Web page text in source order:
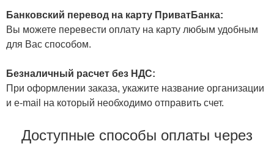
Банковский перевод на карту ПриватБанка:
Вы можете перевести оплату на карту любым удобным
для Вас способом.
Безналичный расчет без НДС:
При оформлении заказа, укажите название организации
и e-mail на который необходимо отправить счет.
Доступные способы оплаты через